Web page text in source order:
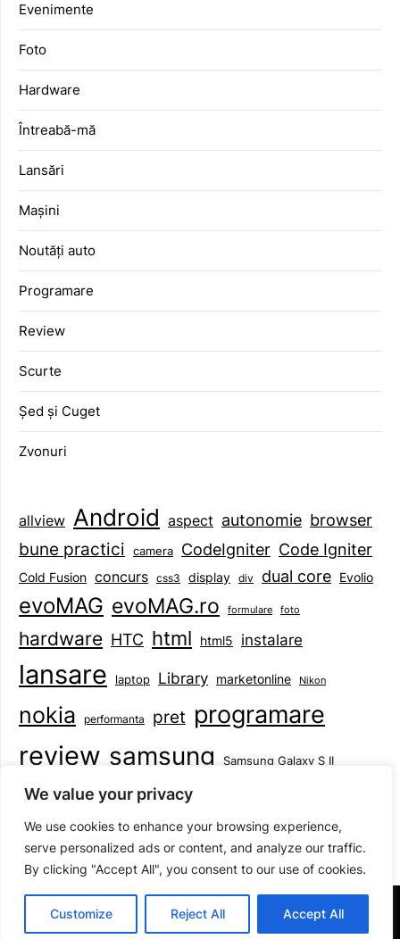
We value your privacy
We use cookies to enhance your browsing experience,
serve personalized ads or content, and analyze our traffic.
By clicking "Accept All", you consent to our use of cookies.
Customize Reject All Accept All
Evenimente
Foto
Hardware
Întreabă-mă
Lansări
Mașini
Noutăți auto
Programare
Review
Scurte
Șed și Cuget
Zvonuri
allview Android aspect autonomie browser
bune practici camera CodeIgniter Code Igniter
Cold Fusion concurs css3 display div dual core Evolio
evoMAG evoMAG.ro formulare foto
hardware HTC html html5 instalare
lansare laptop Library marketonline Nikon
nokia performanta pret programare
review samsung Samsung Galaxy S II
smartphone specificatii standarde
©2026 Mihai Baboi | Design:Newspaperly WordPress